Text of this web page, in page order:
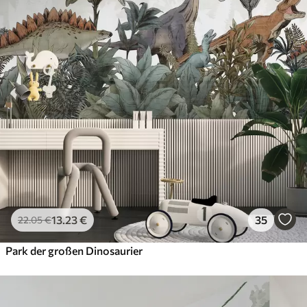
22.05€13.23€ 35
Park der großen Dinosaurier